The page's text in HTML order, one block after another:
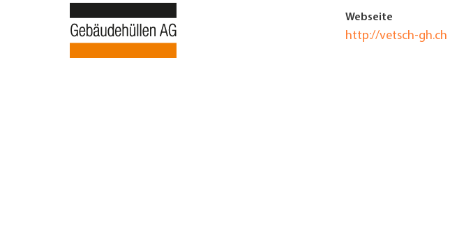
Webseite
http://vetsch-gh.ch